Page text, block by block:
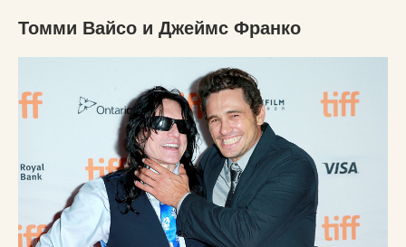
Томми Вайсо и Джеймс Франко